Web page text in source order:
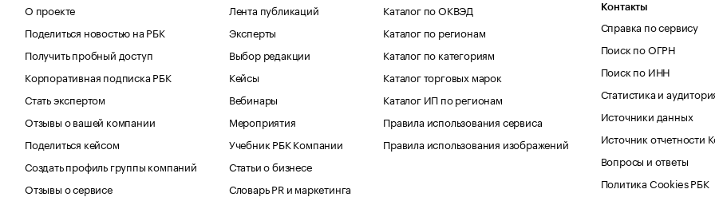
О проекте
Поделиться новостью на РБК
Получить пробный доступ
Корпоративная подписка РБК
Стать экспертом
Отзывы о вашей компании
Поделиться кейсом
Создать профиль группы компаний
Отзывы о сервисе
Лента публикаций
Эксперты
Выбор редакции
Кейсы
Вебинары
Мероприятия
Учебник РБК Компании
Статьи о бизнесе
Словарь PR и маркетинга
Каталог по ОКВЭД
Каталог по регионам
Каталог по категориям
Каталог торговых марок
Каталог ИП по регионам
Правила использования сервиса
Правила использования изображений
Контакты
Справка по сервису
Поиск по ОГРН
Поиск по ИНН
Статистика и
Источники данных
Источник отчетности
Вопросы и ответы
Политика Cookies РБК